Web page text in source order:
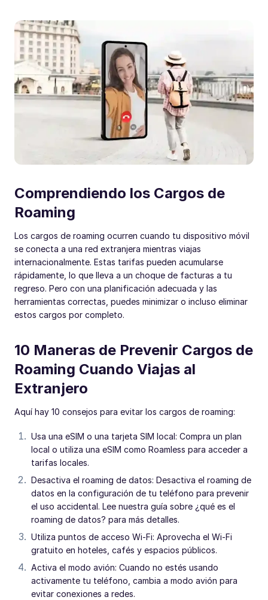
Comprendiendo los Cargos de
Roaming
Los cargos de roaming ocurren cuando tu dispositivo móvil
se conecta a una red extranjera mientras viajas
internacionalmente. Estas tarifas pueden acumularse
rápidamente, lo que lleva a un choque de facturas a tu
regreso. Pero con una planificación adecuada y las
herramientas correctas, puedes minimizar o incluso eliminar
estos cargos por completo.
10 Maneras de Prevenir Cargos de
Roaming Cuando Viajas al
Extranjero
Aquí hay 10 consejos para evitar los cargos de roaming:
Usa una eSIM o una tarjeta SIM local: Compra un plan
local o utiliza una eSIM como Roamless para acceder a
tarifas locales.
Desactiva el roaming de datos: Desactiva el roaming de
datos en la configuración de tu teléfono para prevenir
el uso accidental. Lee nuestra guía sobre ¿qué es el
roaming de datos? para más detalles.
Utiliza puntos de acceso Wi-Fi: Aprovecha el Wi-Fi
gratuito en hoteles, cafés y espacios públicos.
Activa el modo avión: Cuando no estés usando
activamente tu teléfono, cambia a modo avión para
evitar conexiones a redes.